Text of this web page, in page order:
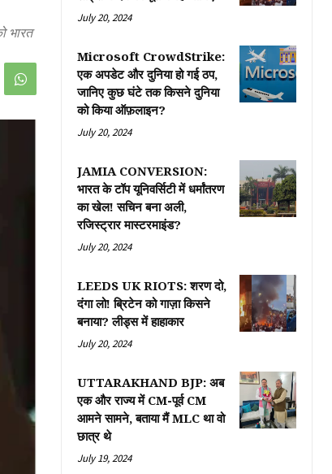
भारत
July 20, 2024
Microsoft CrowdStrike:
एक अपडेट और दुनिया हो गई ठप,
जानिए कुछ घंटे तक किसने दुनिया
को किया ऑफ़लाइन?
July 20, 2024
JAMIA CONVERSION:
भारत के टॉप यूनिवर्सिटी में धर्मांतरण
का खेल! सचिन बना अली,
रजिस्ट्रार मास्टरमाइंड?
July 20, 2024
LEEDS UK RIOTS: शरण दो,
दंगा लो! ब्रिटेन को गाज़ा किसने
बनाया? लीड्स में हाहाकार
July 20, 2024
UTTARAKHAND BJP: अब
एक और राज्य में CM-पूर्व CM
आमने सामने, बताया मैं MLC था वो
छात्र थे
July 19, 2024